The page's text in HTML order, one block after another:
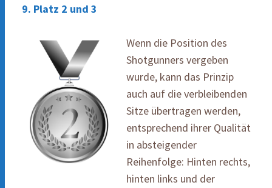
9. Platz 2 und 3
Wenn die Position des
Shotgunners vergeben
wurde, kann das Prinzip
auch auf die verbleibenden
Sitze übertragen werden,
entsprechend ihrer Qualität
in absteigender
Reihenfolge: Hinten rechts,
hinten links und der